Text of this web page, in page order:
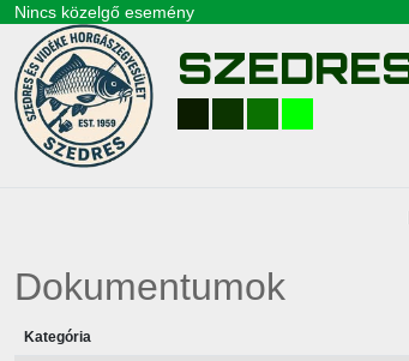
Nincs közelgő esemény
Dokumentumok
Kategória